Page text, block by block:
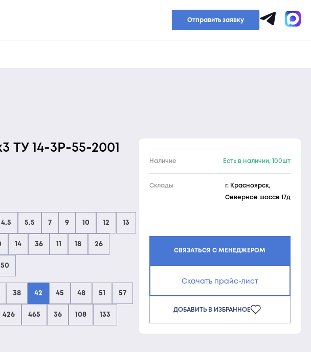
Отправить заявку
ТУ 14-3Р-55-2001
4.5 5.5 7 9 10 12 13
14 36 11 18 26
50
38 42 45 48 51 57
426 465 36 108 133
Наличие Есть в наличии, 100шт
Склады г. Красноярск,
Северное шоссе 17д
СВЯЗАТЬСЯ С МЕНЕДЖЕРОМ
Скачать прайс-лист
ДОБАВИТЬ В ИЗБРАННОЕ